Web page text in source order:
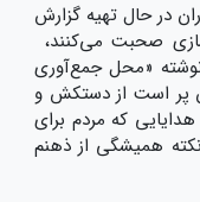
در حال تهیه گزارش
صحبت می‌کنند،
«محل جمع‌آوری
پر است از دستکش و
که مردم برای
همیشگی از ذهنم